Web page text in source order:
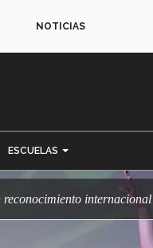
NOTICIAS
ESCUELAS
reconocimiento internacional